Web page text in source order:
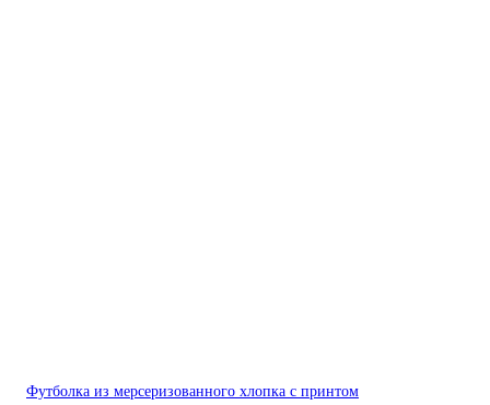
Футболка из мерсеризованного хлопка с принтом